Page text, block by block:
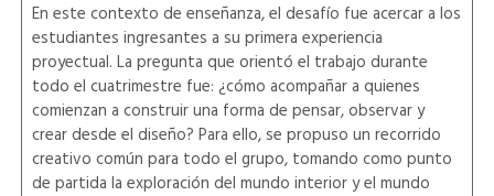
En este contexto de enseñanza, el desafío fue acercar a los
estudiantes ingresantes a su primera experiencia
proyectual. La pregunta que orientó el trabajo durante
todo el cuatrimestre fue: ¿cómo acompañar a quienes
comienzan a construir una forma de pensar, observar y
crear desde el diseño? Para ello, se propuso un recorrido
creativo común para todo el grupo, tomando como punto
de partida la exploración del mundo interior y el mundo